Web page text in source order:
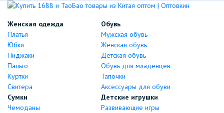
Женская одежда
Платья
Юбки
Пиджаки
Пальто
Куртки
Свитера
Обувь
Мужская обувь
Женская обувь
Детская обувь
Обувь для младенцев
Тапочки
Аксессуары для обуви
Сумки
Чемоданы
Детские игрушки
Развивающие игры